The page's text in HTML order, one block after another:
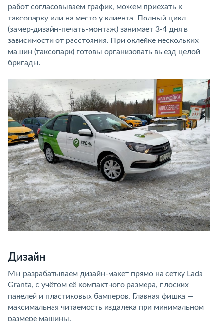
работ согласовываем график, можем приехать к
таксопарку или на место у клиента. Полный цикл
(замер-дизайн-печать-монтаж) занимает 3-4 дня в
зависимости от расстояния. При оклейке нескольких
машин (таксопарк) готовы организовать выезд целой
бригады.
Дизайн
Мы разрабатываем дизайн-макет прямо на сетку Lada
Granta, с учётом её компактного размера, плоских
панелей и пластиковых бамперов. Главная фишка —
максимальная читаемость издалека при минимальном
размере машины.